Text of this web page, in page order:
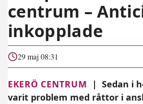
centrum –
inkopplade
29 maj 08:31
EKERÖ CENTRUM | Sedan i
varit problem med råttor i